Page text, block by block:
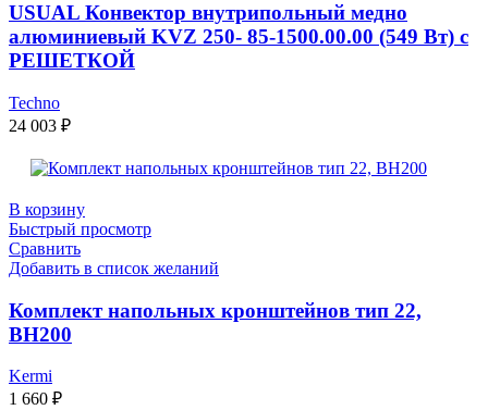
USUAL Конвектор внутрипольный медно
алюминиевый KVZ 250- 85-1500.00.00 (549 Вт) с
РЕШЕТКОЙ
Techno
24 003 ₽
В корзину
Быстрый просмотр
Сравнить
Добавить в список желаний
Комплект напольных кронштейнов тип 22,
ВН200
Kermi
1 660 ₽